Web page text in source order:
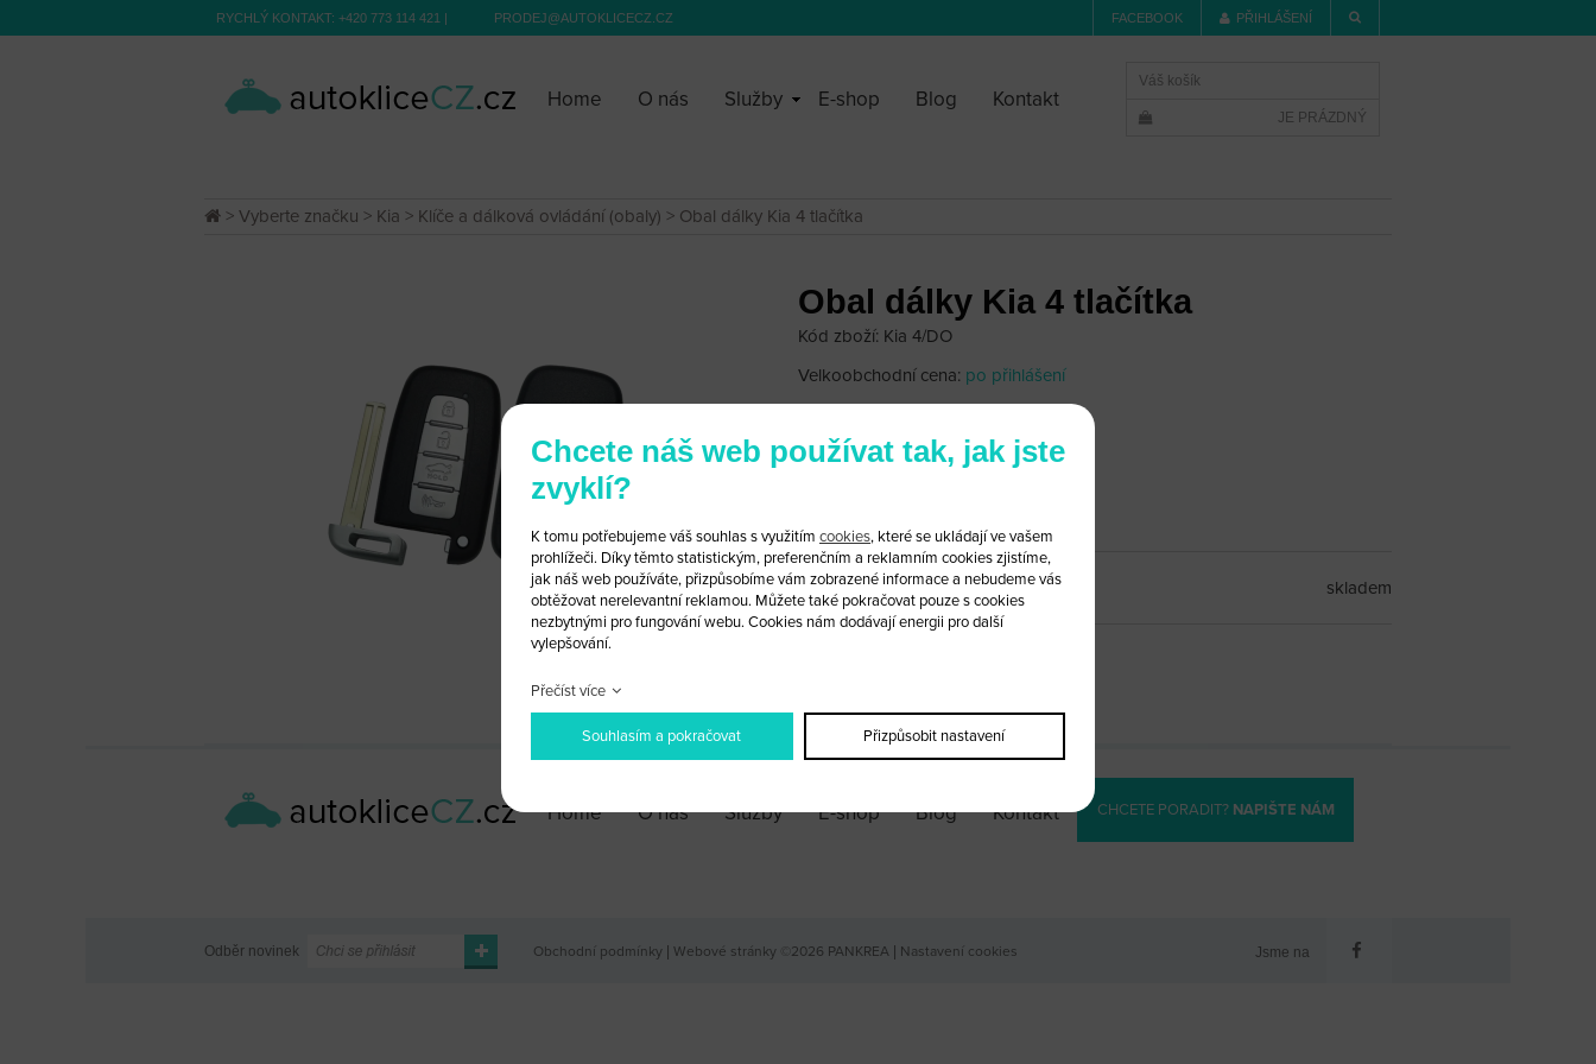
RYCHLÝ KONTAKT: +420 773 114 421 | PRODEJ@AUTOKLICECZ.CZ FACEBOOK PŘIHLÁŠENÍ
Home O nás Služby E-shop Blog Kontakt
Váš košík
JE PRÁZDNÝ
> Vyberte značku > Kia > Klíče a dálková ovládání (obaly) > Obal dálky Kia 4 tlačítka
Obal dálky Kia 4 tlačítka
Kód zboží: Kia 4/DO
Velkoobchodní cena: po přihlášení
ks skladem
Home O nás Služby E-shop Blog Kontakt CHCETE PORADIT? NAPIŠTE NÁM
Odběr novinek Obchodní podmínky | Webové stránky ©2026 PANKREA | Nastavení cookies Jsme na
Chcete náš web používat tak, jak jste
zvyklí?
K tomu potřebujeme váš souhlas s využitím cookies, které se ukládají ve vašem
prohlížeči. Díky těmto statistickým, preferenčním a reklamním cookies zjistíme,
jak náš web používáte, přizpůsobíme vám zobrazené informace a nebudeme vás
obtěžovat nerelevantní reklamou. Můžete také pokračovat pouze s cookies
nezbytnými pro fungování webu. Cookies nám dodávají energii pro další
vylepšování.
Přečíst více
Souhlasím a pokračovat Přizpůsobit nastavení